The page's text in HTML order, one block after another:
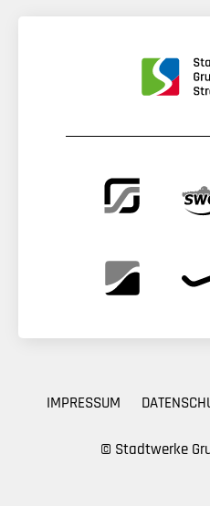
© Stadtwerke
IMPRESSUM